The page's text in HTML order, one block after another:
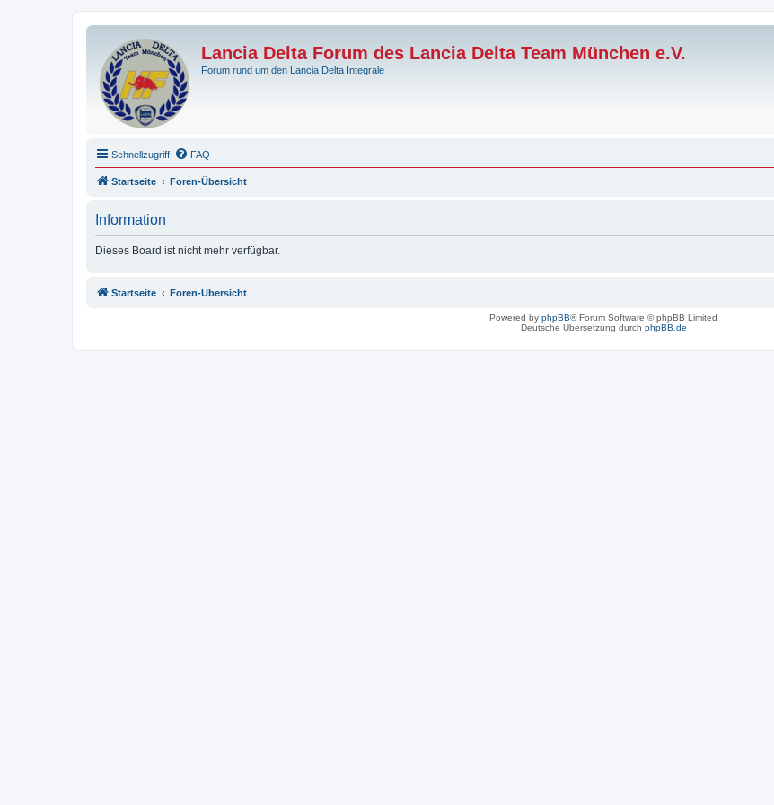
Lancia Delta Forum des Lancia Delta Team München e.V.
Forum rund um den Lancia Delta Integrale
Schnellzugriff FAQ
Startseite Foren-Übersicht
Information
Dieses Board ist nicht mehr verfügbar.
Startseite Foren-Übersicht
Powered by phpBB® Forum Software © phpBB Limited
Deutsche Übersetzung durch phpBB.de